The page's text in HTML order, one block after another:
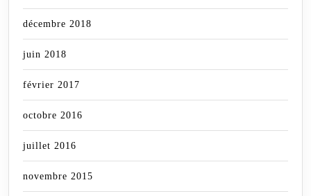
décembre 2018
juin 2018
février 2017
octobre 2016
juillet 2016
novembre 2015